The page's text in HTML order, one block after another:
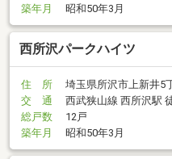
築年月
昭和50年3月
西所沢パークハイツ
住 所
埼玉県所沢市上新井5
交 通
西武狭山線 西所沢駅
総戸数
12戸
築年月
昭和50年3月